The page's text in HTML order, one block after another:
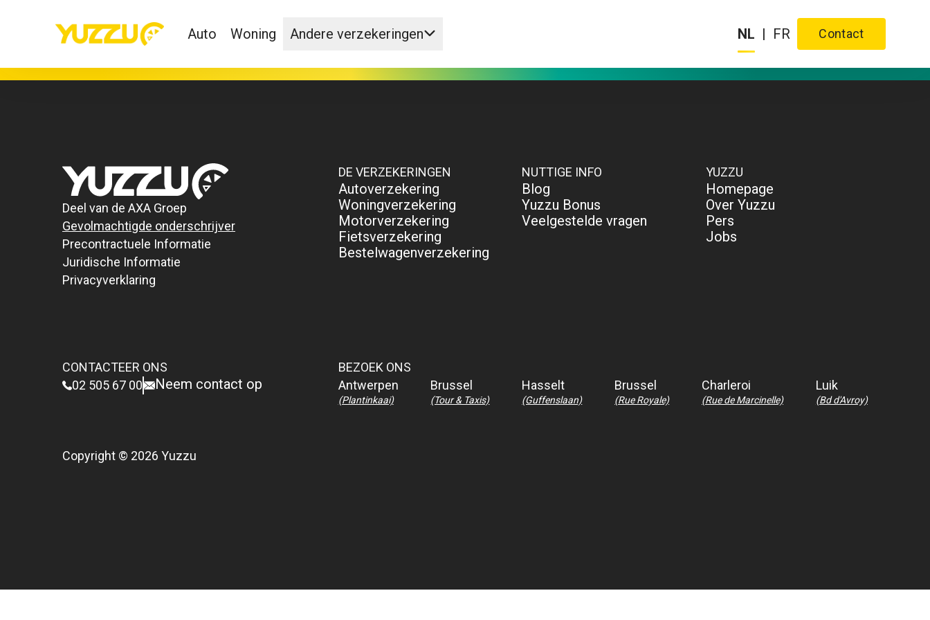
Auto Woning Andere verzekeringen NL | FR Contact
Deel van de AXA Groep
Gevolmachtigde onderschrijver
Precontractuele Informatie
Juridische Informatie
Privacyverklaring
DE VERZEKERINGEN
Autoverzekering
Woningverzekering
Motorverzekering
Fietsverzekering
Bestelwagenverzekering
NUTTIGE INFO
Blog
Yuzzu Bonus
Veelgestelde vragen
YUZZU
Homepage
Over Yuzzu
Pers
Jobs
CONTACTEER ONS
02 505 67 00
Neem contact op
BEZOEK ONS
Antwerpen
(Plantinkaai)
Brussel
(Tour & Taxis)
Hasselt
(Guffenslaan)
Brussel
(Rue Royale)
Charleroi
(Rue de Marcinelle)
Luik
(Bd d'Avroy)
Copyright © 2026 Yuzzu